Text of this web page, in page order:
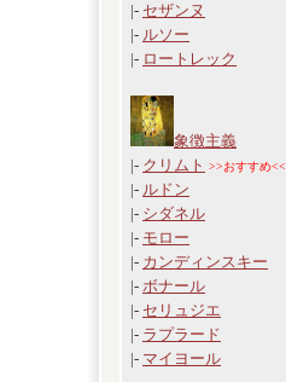
|- セザンヌ
|- ルソー
|- ロートレック
象徴主義
|- クリムト >>おすすめ<<
|- ルドン
|- シダネル
|- モロー
|- カンディンスキー
|- ボナール
|- セリュジエ
|- ラプラード
|- マイヨール